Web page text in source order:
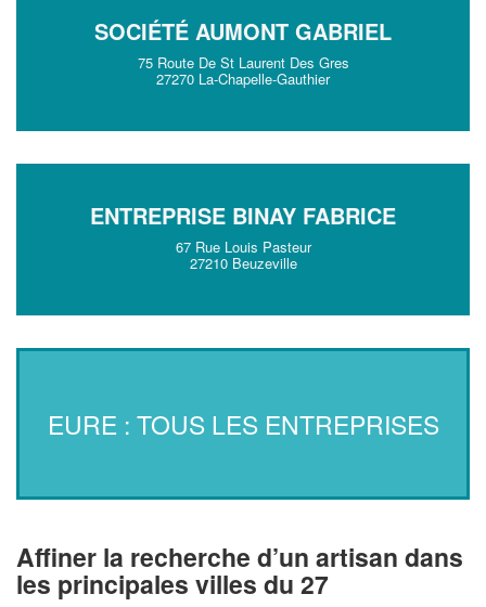
SOCIÉTÉ AUMONT GABRIEL
75 Route De St Laurent Des Gres
27270 La-Chapelle-Gauthier
ENTREPRISE BINAY FABRICE
67 Rue Louis Pasteur
27210 Beuzeville
EURE : TOUS LES ENTREPRISES
Affiner la recherche d’un artisan dans
les principales villes du 27